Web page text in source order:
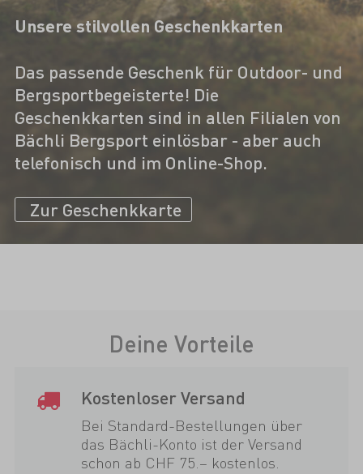
Unsere stilvollen Geschenkkarten
Das passende Geschenk für Outdoor- und
Bergsportbegeisterte! Die
Geschenkkarten sind in allen Filialen von
Bächli Bergsport einlösbar - aber auch
telefonisch und im Online-Shop.
Zur Geschenkkarte
Deine Vorteile
Kostenloser Versand
Bei Standard-Bestellungen über
das Bächli-Konto ist der Versand
schon ab CHF 75.– kostenlos.